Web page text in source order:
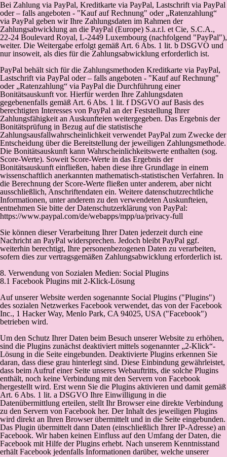
Bei Zahlung via PayPal, Kreditkarte via PayPal, Lastschrift via PayPal
oder – falls angeboten - "Kauf auf Rechnung" oder „Ratenzahlung“
via PayPal geben wir Ihre Zahlungsdaten im Rahmen der
Zahlungsabwicklung an die PayPal (Europe) S.a.r.l. et Cie, S.C.A.,
22-24 Boulevard Royal, L-2449 Luxembourg (nachfolgend "PayPal"),
weiter. Die Weitergabe erfolgt gemäß Art. 6 Abs. 1 lit. b DSGVO und
nur insoweit, als dies für die Zahlungsabwicklung erforderlich ist.
PayPal behält sich für die Zahlungsmethoden Kreditkarte via PayPal,
Lastschrift via PayPal oder – falls angeboten - "Kauf auf Rechnung"
oder „Ratenzahlung“ via PayPal die Durchführung einer
Bonitätsauskunft vor. Hierfür werden Ihre Zahlungsdaten
gegebenenfalls gemäß Art. 6 Abs. 1 lit. f DSGVO auf Basis des
berechtigten Interesses von PayPal an der Feststellung Ihrer
Zahlungsfähigkeit an Auskunfteien weitergegeben. Das Ergebnis der
Bonitätsprüfung in Bezug auf die statistische
Zahlungsausfallwahrscheinlichkeit verwendet PayPal zum Zwecke der
Entscheidung über die Bereitstellung der jeweiligen Zahlungsmethode.
Die Bonitätsauskunft kann Wahrscheinlichkeitswerte enthalten (sog.
Score-Werte). Soweit Score-Werte in das Ergebnis der
Bonitätsauskunft einfließen, haben diese ihre Grundlage in einem
wissenschaftlich anerkannten mathematisch-statistischen Verfahren. In
die Berechnung der Score-Werte fließen unter anderem, aber nicht
ausschließlich, Anschriftendaten ein. Weitere datenschutzrechtliche
Informationen, unter anderem zu den verwendeten Auskunfteien,
entnehmen Sie bitte der Datenschutzerklärung von PayPal:
https://www.paypal.com/de/webapps/mpp/ua/privacy-full
Sie können dieser Verarbeitung Ihrer Daten jederzeit durch eine
Nachricht an PayPal widersprechen. Jedoch bleibt PayPal ggf.
weiterhin berechtigt, Ihre personenbezogenen Daten zu verarbeiten,
sofern dies zur vertragsgemäßen Zahlungsabwicklung erforderlich ist.
8. Verwendung von Sozialen Medien: Social Plugins
8.1 Facebook Plugins mit 2-Klick-Lösung
Auf unserer Website werden sogenannte Social Plugins ("Plugins")
des sozialen Netzwerkes Facebook verwendet, das von der Facebook
Inc., 1 Hacker Way, Menlo Park, CA 94025, USA ("Facebook")
betrieben wird.
Um den Schutz Ihrer Daten beim Besuch unserer Website zu erhöhen,
sind die Plugins zunächst deaktiviert mittels sogenannter „2-Klick“-
Lösung in die Seite eingebunden. Deaktivierte Plugins erkennen Sie
daran, dass diese grau hinterlegt sind. Diese Einbindung gewährleistet,
dass beim Aufruf einer Seite unseres Webauftritts, die solche Plugins
enthält, noch keine Verbindung mit den Servern von Facebook
hergestellt wird. Erst wenn Sie die Plugins aktivieren und damit gemäß
Art. 6 Abs. 1 lit. a DSGVO Ihre Einwilligung in die
Datenübermittlung erteilen, stellt Ihr Browser eine direkte Verbindung
zu den Servern von Facebook her. Der Inhalt des jeweiligen Plugins
wird direkt an Ihren Browser übermittelt und in die Seite eingebunden.
Das Plugin übermittelt dann Daten (einschließlich Ihrer IP-Adresse) an
Facebook. Wir haben keinen Einfluss auf den Umfang der Daten, die
Facebook mit Hilfe der Plugins erhebt. Nach unserem Kenntnisstand
erhält Facebook jedenfalls Informationen darüber, welche unserer